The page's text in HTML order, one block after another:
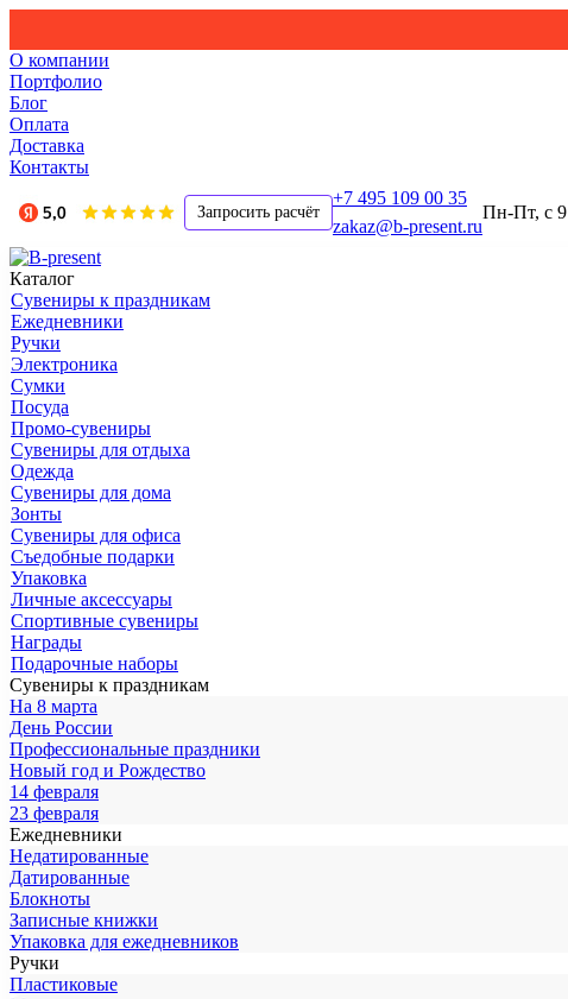
О компании
Портфолио
Блог
Оплата
Доставка
Контакты
Запросить расчёт
+7 495 109 00 35
zakaz@b-present.ru
Пн-Пт, с
Каталог
Сувениры к праздникам
Ежедневники
Ручки
Электроника
Сумки
Посуда
Промо-сувениры
Сувениры для отдыха
Одежда
Сувениры для дома
Зонты
Сувениры для офиса
Съедобные подарки
Упаковка
Личные аксессуары
Спортивные сувениры
Награды
Подарочные наборы
Сувениры к праздникам
На 8 марта
День России
Профессиональные праздники
Новый год и Рождество
14 февраля
23 февраля
Ежедневники
Недатированные
Датированные
Блокноты
Записные книжки
Упаковка для ежедневников
Ручки
Пластиковые